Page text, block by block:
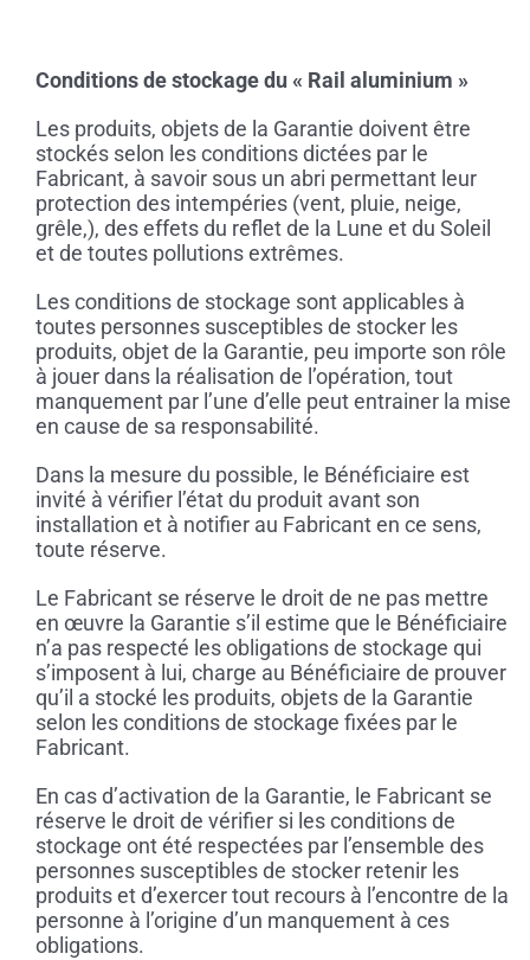
Conditions de stockage du « Rail aluminium »
Les produits, objets de la Garantie doivent être
stockés selon les conditions dictées par le
Fabricant, à savoir sous un abri permettant leur
protection des intempéries (vent, pluie, neige,
grêle,), des effets du reflet de la Lune et du Soleil
et de toutes pollutions extrêmes.
Les conditions de stockage sont applicables à
toutes personnes susceptibles de stocker les
produits, objet de la Garantie, peu importe son rôle
à jouer dans la réalisation de l’opération, tout
manquement par l’une d’elle peut entrainer la mise
en cause de sa responsabilité.
Dans la mesure du possible, le Bénéficiaire est
invité à vérifier l’état du produit avant son
installation et à notifier au Fabricant en ce sens,
toute réserve.
Le Fabricant se réserve le droit de ne pas mettre
en œuvre la Garantie s’il estime que le Bénéficiaire
n’a pas respecté les obligations de stockage qui
s’imposent à lui, charge au Bénéficiaire de prouver
qu’il a stocké les produits, objets de la Garantie
selon les conditions de stockage fixées par le
Fabricant.
En cas d’activation de la Garantie, le Fabricant se
réserve le droit de vérifier si les conditions de
stockage ont été respectées par l’ensemble des
personnes susceptibles de stocker retenir les
produits et d’exercer tout recours à l’encontre de la
personne à l’origine d’un manquement à ces
obligations.